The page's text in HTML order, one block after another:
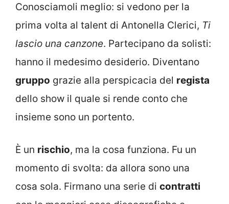
Conosciamoli meglio: si vedono per la
prima volta al talent di Antonella Clerici, Ti
lascio una canzone. Partecipano da solisti:
hanno il medesimo desiderio. Diventano
gruppo grazie alla perspicacia del regista
dello show il quale si rende conto che
insieme sono un portento.
È un rischio, ma la cosa funziona. Fu un
momento di svolta: da allora sono una
cosa sola. Firmano una serie di contratti